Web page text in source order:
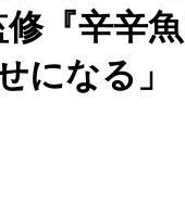
『辛辛
になる」